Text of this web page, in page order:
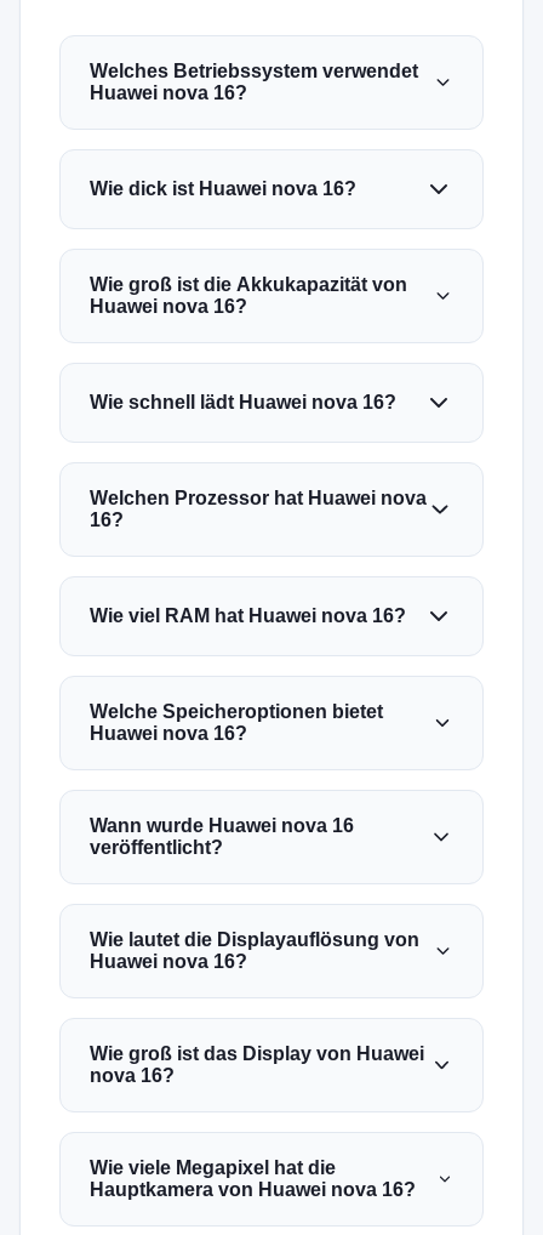
Welches Betriebssystem verwendet
Huawei nova 16?
Wie dick ist Huawei nova 16?
Wie groß ist die Akkukapazität von
Huawei nova 16?
Wie schnell lädt Huawei nova 16?
Welchen Prozessor hat Huawei nova
16?
Wie viel RAM hat Huawei nova 16?
Welche Speicheroptionen bietet
Huawei nova 16?
Wann wurde Huawei nova 16
veröffentlicht?
Wie lautet die Displayauflösung von
Huawei nova 16?
Wie groß ist das Display von Huawei
nova 16?
Wie viele Megapixel hat die
Hauptkamera von Huawei nova 16?